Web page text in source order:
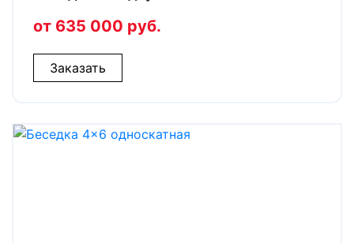
от 635 000 руб.
Заказать